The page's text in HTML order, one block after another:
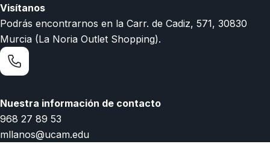
Visítanos
Podrás encontrarnos en la Carr. de Cadiz, 571, 30830
Murcia (La Noria Outlet Shopping).
Nuestra información de contacto
968 27 89 53
mllanos@ucam.edu